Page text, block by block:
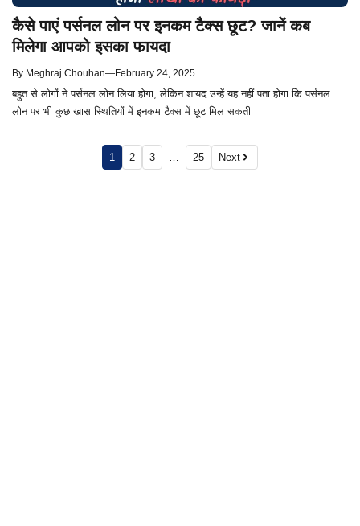
कैसे पाएं पर्सनल लोन पर इनकम टैक्स छूट? जानें कब
मिलेगा आपको इसका फायदा
By Meghraj Chouhan—February 24, 2025
बहुत से लोगों ने पर्सनल लोन लिया होगा, लेकिन शायद उन्हें यह नहीं पता होगा कि पर्सनल
लोन पर भी कुछ खास स्थितियों में इनकम टैक्स में छूट मिल सकती
1 2 3 … 25 Next